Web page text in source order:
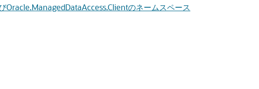
Oracle.ManagedDataAccess.Clientのネームスペース